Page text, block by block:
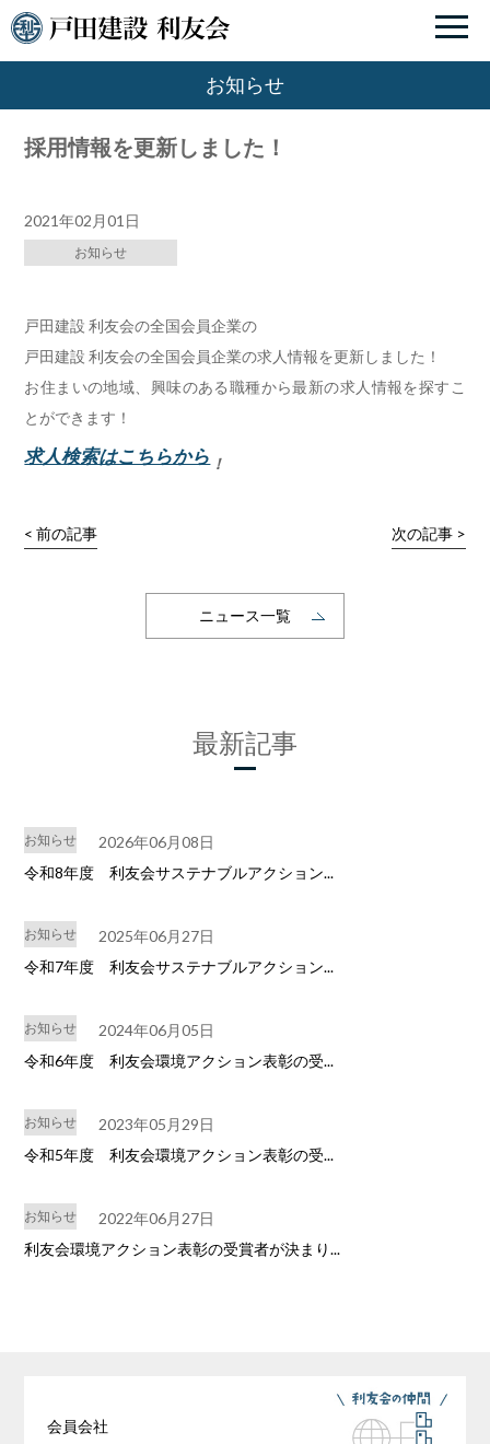
お知らせ
採用情報を更新しました！
2021年02月01日
お知らせ
戸田建設 利友会の全国会員企業の
戸田建設 利友会の全国会員企業の求人情報を更新しました！
お住まいの地域、興味のある職種から最新の求人情報を探すこ
とができます！
求人検索はこちらから！
< 前の記事 次の記事 >
ニュース一覧
最新記事
お知らせ
2026年06月08日
令和8年度 利友会サステナブルアクション...
お知らせ
2025年06月27日
令和7年度 利友会サステナブルアクション...
お知らせ
2024年06月05日
令和6年度 利友会環境アクション表彰の受...
お知らせ
2023年05月29日
令和5年度 利友会環境アクション表彰の受...
お知らせ
2022年06月27日
利友会環境アクション表彰の受賞者が決まり...
会員会社